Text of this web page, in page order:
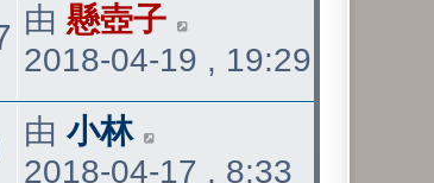
表
觀
看
最
後
發
表
由 懸壺子
2018-04-19 , 19:29
觀最
後
由 小林
2018-04-17 , 8:33